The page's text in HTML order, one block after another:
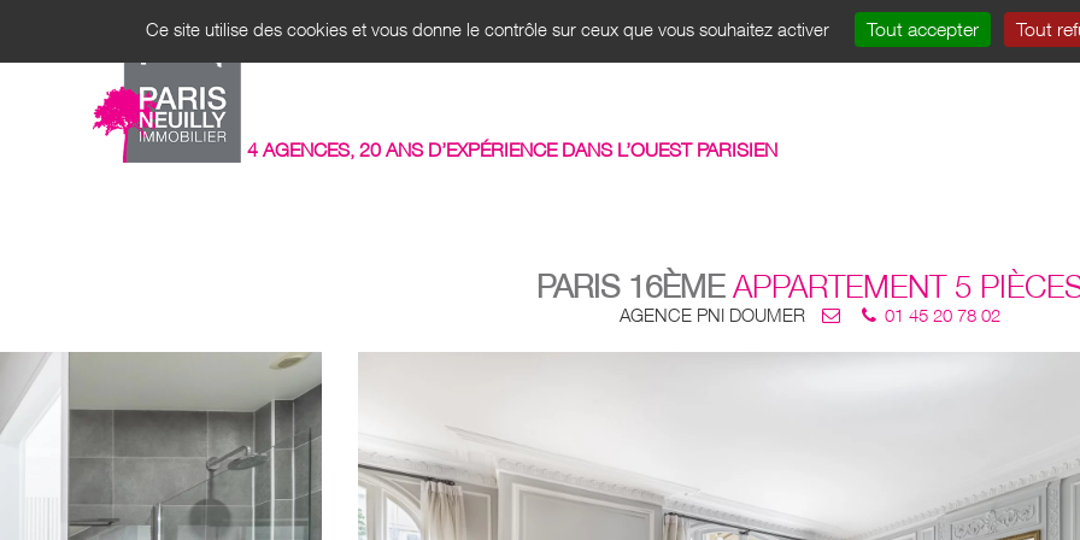
Ce site utilise des cookies et vous donne le contrôle sur ceux que vous souhaitez activer Tout accepter Tout
4 AGENCES, 20 ANS D’EXPÉRIENCE DANS L’OUEST PARISIEN
GESTION LOCATIVE
PARIS 16ÈMEAPPARTEMENT 5
AGENCE PNI DOUMER 01 45 20 78 02